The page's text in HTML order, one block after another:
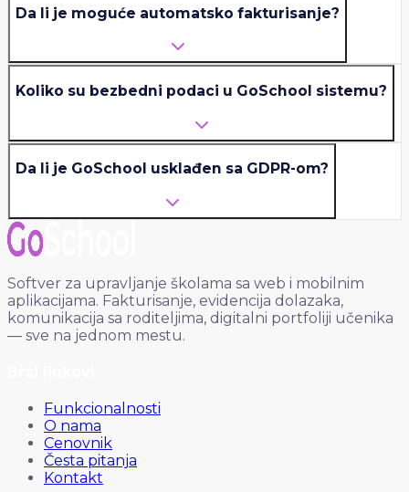
Da li je moguće automatsko fakturisanje?
Koliko su bezbedni podaci u GoSchool sistemu?
Da li je GoSchool usklađen sa GDPR-om?
Softver za upravljanje školama sa web i mobilnim
aplikacijama. Fakturisanje, evidencija dolazaka,
komunikacija sa roditeljima, digitalni portfoliji učenika
— sve na jednom mestu.
Funkcionalnosti
O nama
Cenovnik
Česta pitanja
Kontakt